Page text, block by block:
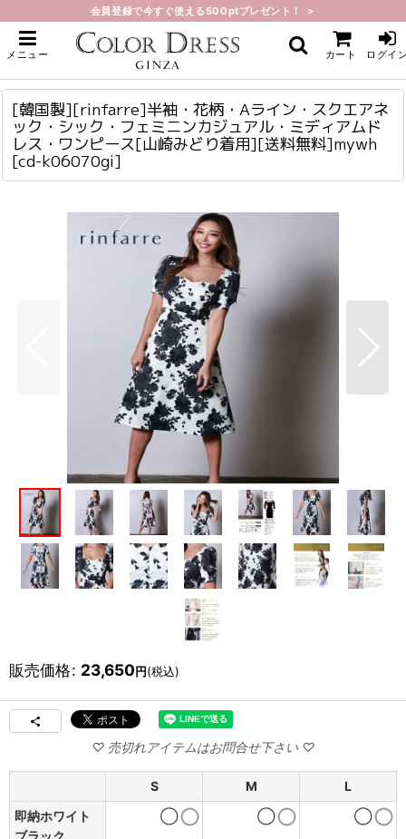
会員登録で今すぐ使える500ptプレゼント！ ＞
メニュー カート ログイ
ホーム > ミディアム
[韓国製][rinfarre]半袖・花柄・Aライン・スクエアネック・シック・フェミニン
カジュアル・ミディアムドレス・ワンピース[山崎みどり着用][送料無料]mywh
[韓国製][rinfarre]半袖・花柄・Aライン・スクエアネ
ック・シック・フェミニンカジュアル・ミディアムド
レス・ワンピース[山崎みどり着用][送料無料]mywh
[cd-k06070gi]
販売価格: 23,650円(税込)
S M
L
即納ホワイト
ブラック
◯ ◯ ◯